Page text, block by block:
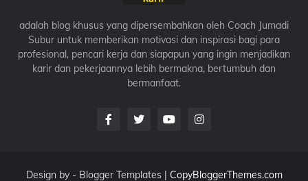
adalah blog khusus yang dipersembahkan oleh Coach Jumadi
Subur untuk memberikan motivasi dan inspirasi bagi para
profesional, pencari kerja dan siapapun yang ingin menjadikan
karir dan pekerjaannya lebih bermakna, bertumbuh dan
bermanfaat.
Design by - Blogger Templates| CopyBloggerThemes.com